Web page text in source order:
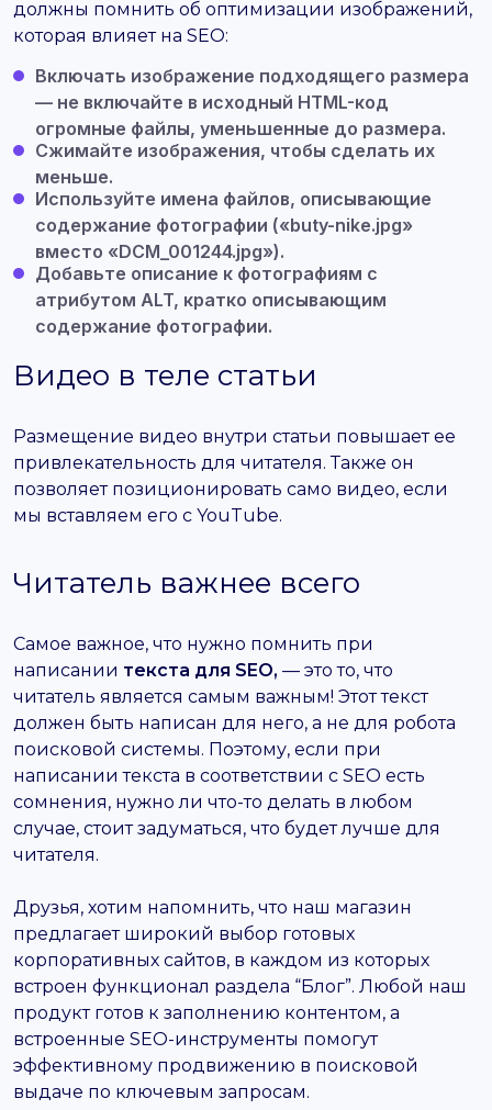
должны помнить об оптимизации изображений,
которая влияет на SEO:
Включать изображение подходящего размера
— не включайте в исходный HTML-код
огромные файлы, уменьшенные до размера.
Сжимайте изображения, чтобы сделать их
меньше.
Используйте имена файлов, описывающие
содержание фотографии («buty-nike.jpg»
вместо «DCM_001244.jpg»).
Добавьте описание к фотографиям с
атрибутом ALT, кратко описывающим
содержание фотографии.
Видео в теле статьи
Размещение видео внутри статьи повышает ее
привлекательность для читателя. Также он
позволяет позиционировать само видео, если
мы вставляем его с YouTube.
Читатель важнее всего
Самое важное, что нужно помнить при
написании текста для SEO, — это то, что
читатель является самым важным! Этот текст
должен быть написан для него, а не для робота
поисковой системы. Поэтому, если при
написании текста в соответствии с SEO есть
сомнения, нужно ли что-то делать в любом
случае, стоит задуматься, что будет лучше для
читателя.
Друзья, хотим напомнить, что наш магазин
предлагает широкий выбор готовых
корпоративных сайтов, в каждом из которых
встроен функционал раздела “Блог”. Любой наш
продукт готов к заполнению контентом, а
встроенные SEO-инструменты помогут
эффективному продвижению в поисковой
выдаче по ключевым запросам.